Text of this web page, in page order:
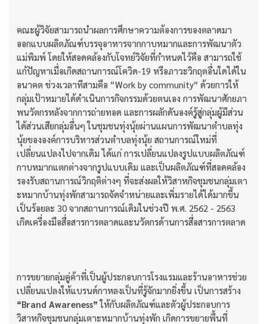
คณะผู้วิจัยสามารถนำผลการศึกษาความต้องการของตลาดมา
ออกแบบผลิตภัณฑ์บรรจุอาหารจากกาบหมากและการพัฒนาตัว
แม่พิมพ์ โดยให้สอดคล้องกับโจทย์วิจัยที่กำหนดไว้คือ สามารถใช้
แก้ปัญหาเมื่อเกิดสถานการณ์โควิด-19 หรือภาวะวิกฤตอื่นใดได้ใน
อนาคต ช่วงเวลาทีสามคือ “Work by community” ด้วยการให้
กลุ่มเป้าหมายได้ดำเนินการกิจกรรมด้วยตนเอง การพัฒนาศักยภา
พนวัตกรหลังจากการถ่ายทอด และการผลักดันองค์รู้สู่กลุ่มผู้มีส่วน
ได้ส่วนเสียกลุ่มอื่นๆ ในชุมชนทุ่งนุ้ยผ่านแผนการพัฒนาตำบลทุ่ง
นุ้ยขององค์การบริหารส่วนตำบลทุ่งนุ้ย สถานการณ์ใหม่ที่
เปลี่ยนแปลงไปจากเดิม ได้แก่ การเปลี่ยนแปลงรูปแบบผลิตภัณฑ์
กาบหมากแตกต่างจากรูปแบบเดิม และเป็นผลิตภัณฑ์ที่สอดคล้อง
รองรับสถานการณ์วิกฤติต่างๆ ที่จะส่งผลให้วิสาหกิจชุมชนกลุ่มเตา
ะหมากบ้านทุ่งพักสามารถจัดจำหน่ายและเพิ่มรายได้ได้มากขึ้น
เป็นร้อยละ 30 จากสถานการณ์เดิมในช่วงปี พ.ศ. 2562 - 2563
เกิดเครื่องมือสื่อสารการตลาดและนวัตกรด้านการสื่อสารการตลาด
การขยายกลุ่มคู่ค้าที่เป็นผู้ประกอบการโรงแรมและร้านอาหารช่วย
เปลี่ยนแปลงให้แบรนด์กาหลงเป็นที่รู้จักมากยิ่งขึ้น เป็นการสร้าง
“Brand Awareness”ให้กับผลิตภัณฑ์และตัวผู้ประกอบการ
วิสาหกิจชุมชนกลุ่มเตาะหมากบ้านทุ่งพัก เกิดการขยายพื้นที่